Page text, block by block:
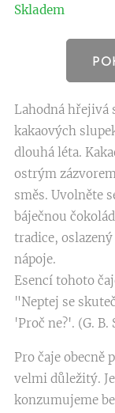
Skladem
Lahodná hřejivá
kakaových
dlouhá léta.
ostrým
směs. Uvolněte
báječnou
tradice,
nápoje.
Esencí tohoto
"Neptej se
'Proč ne?'. (G. B.
Pro čaje obecně
velmi důležitý.
konzumujeme